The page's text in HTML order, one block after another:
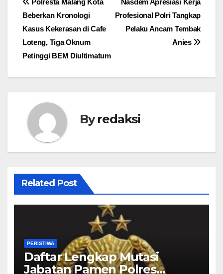
Navigasi
pos
Nasdem Apresiasi Kerja
Profesional Polri Tangkap
Pelaku Ancam Tembak
Anies
Polresta Malang Kota
Beberkan Kronologi
Kasus Kekerasan di Cafe
Loteng, Tiga Oknum
Petinggi BEM Diultimatum
Byredaksi
Related Post
PERISTIWA
Daftar Lengkap Mutasi
Jabatan Pamen Polres